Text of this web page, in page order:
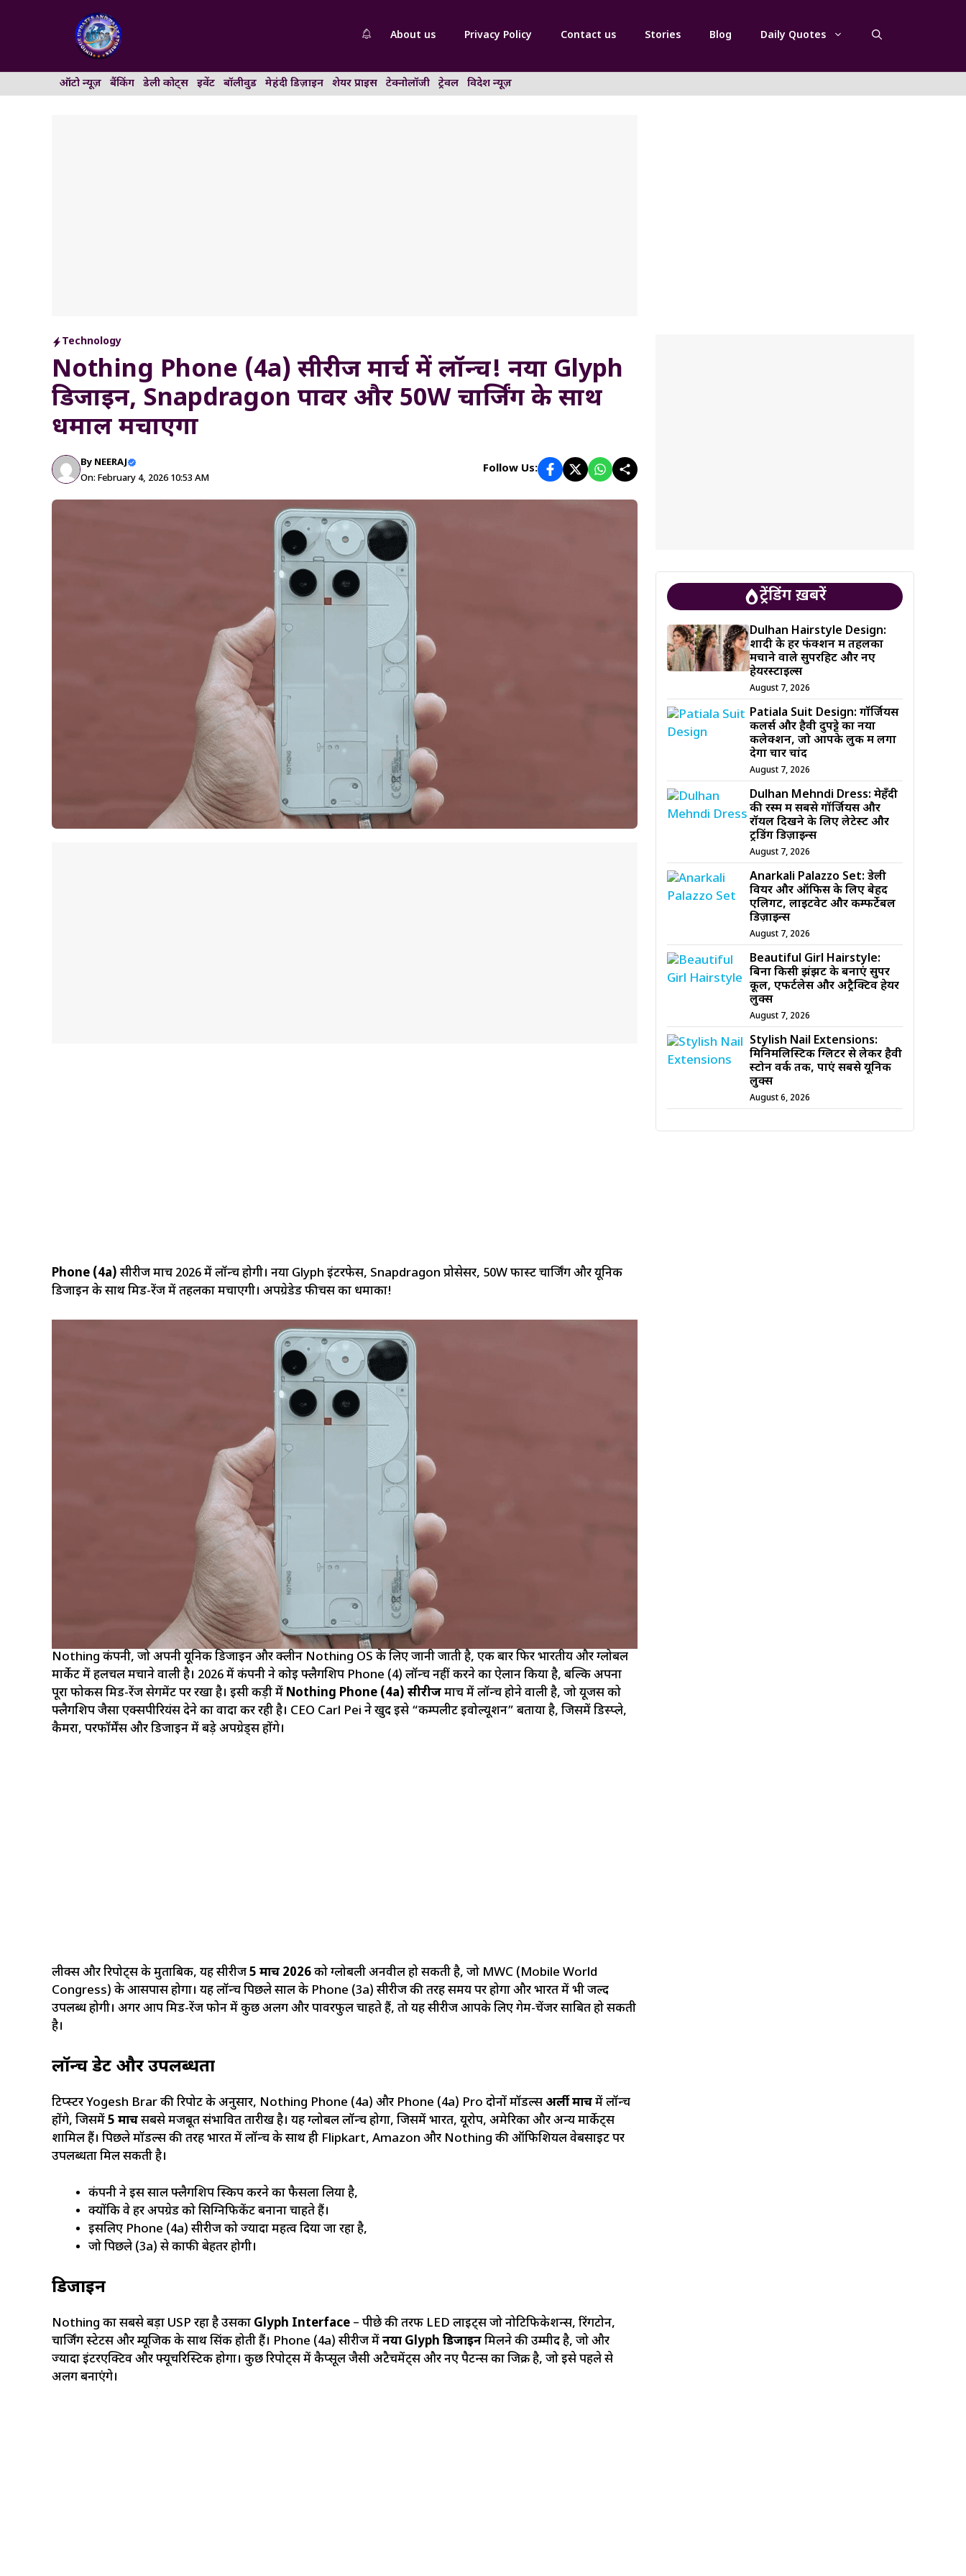
About us Privacy Policy Contact us Stories Blog Daily Quotes
ऑटो न्यूज़ बैंकिंग डेली कोट्स इवेंट बॉलीवुड मेहंदी डिज़ाइन शेयर प्राइस टेक्नोलॉजी ट्रेवल विदेश न्यूज़
Technology
Nothing Phone (4a) सीरीज मार्च में लॉन्च! नया Glyph
डिजाइन, Snapdragon पावर और 50W चार्जिंग के साथ
धमाल मचाएगा
By NEERAJ
On: February 4, 2026 10:53 AM
Follow Us:
Phone (4a) सीरीज मार्च 2026 में लॉन्च होगी। नया Glyph इंटरफेस, Snapdragon प्रोसेसर, 50W फास्ट चार्जिंग और यूनिक
डिजाइन के साथ मिड-रेंज में तहलका मचाएगी। अपग्रेडेड फीचर्स का धमाका!
Nothing कंपनी, जो अपनी यूनिक डिजाइन और क्लीन Nothing OS के लिए जानी जाती है, एक बार फिर भारतीय और ग्लोबल
मार्केट में हलचल मचाने वाली है। 2026 में कंपनी ने कोई फ्लैगशिप Phone (4) लॉन्च नहीं करने का ऐलान किया है, बल्कि अपना
पूरा फोकस मिड-रेंज सेगमेंट पर रखा है। इसी कड़ी में Nothing Phone (4a) सीरीजमार्च में लॉन्च होने वाली है, जो यूजर्स को
फ्लैगशिप जैसा एक्सपीरियंस देने का वादा कर रही है। CEO Carl Pei ने खुद इसे “कम्पलीट इवोल्यूशन” बताया है, जिसमें डिस्प्ले,
कैमरा, परफॉर्मेंस और डिजाइन में बड़े अपग्रेड्स होंगे।
लीक्स और रिपोर्ट्स के मुताबिक, यह सीरीज5 मार्च 2026को ग्लोबली अनवील हो सकती है, जो MWC (Mobile World
Congress) के आसपास होगा। यह लॉन्च पिछले साल के Phone (3a) सीरीज की तरह समय पर होगा और भारत में भी जल्द
उपलब्ध होगी। अगर आप मिड-रेंज फोन में कुछ अलग और पावरफुल चाहते हैं, तो यह सीरीज आपके लिए गेम-चेंजर साबित हो सकती
है।
लॉन्च डेट और उपलब्धता
टिप्स्टर Yogesh Brar की रिपोर्ट के अनुसार, Nothing Phone (4a) और Phone (4a) Pro दोनों मॉडल्सअर्ली मार्चमें लॉन्च
होंगे, जिसमें5 मार्चसबसे मजबूत संभावित तारीख है। यह ग्लोबल लॉन्च होगा, जिसमें भारत, यूरोप, अमेरिका और अन्य मार्केट्स
शामिल हैं। पिछले मॉडल्स की तरह भारत में लॉन्च के साथ ही Flipkart, Amazon और Nothing की ऑफिशियल वेबसाइट पर
उपलब्धता मिल सकती है।
कंपनी ने इस साल फ्लैगशिप स्किप करने का फैसला लिया है,
क्योंकि वे हर अपग्रेड को सिग्निफिकेंट बनाना चाहते हैं।
इसलिए Phone (4a) सीरीज को ज्यादा महत्व दिया जा रहा है,
जो पिछले (3a) से काफी बेहतर होगी।
डिजाइन
Nothing का सबसे बड़ा USP रहा है उसका Glyph Interface – पीछे की तरफ LED लाइट्स जो नोटिफिकेशन्स, रिंगटोन,
चार्जिंग स्टेटस और म्यूजिक के साथ सिंक होती हैं। Phone (4a) सीरीज मेंनया Glyph डिजाइनमिलने की उम्मीद है, जो और
ज्यादा इंटरएक्टिव और फ्यूचरिस्टिक होगा। कुछ रिपोर्ट्स में कैप्सूल जैसी अटैचमेंट्स और नए पैटर्न्स का जिक्र है, जो इसे पहले से
अलग बनाएंगे।
ट्रेंडिंग ख़बरें
Dulhan Hairstyle Design:
शादी के हर फंक्शन में तहलका
मचाने वाले सुपरहिट और नए
हेयरस्टाइल्स
August 7, 2026
Patiala Suit Design: गॉर्जियस
कलर्स और हैवी दुपट्टे का नया
कलेक्शन, जो आपके लुक में लगा
देगा चार चांद
August 7, 2026
Dulhan Mehndi Dress: मेहँदी
की रस्म में सबसे गॉर्जियस और
रॉयल दिखने के लिए लेटेस्ट और
ट्रेंडिंग डिज़ाइन्स
August 7, 2026
Anarkali Palazzo Set: डेली
वियर और ऑफिस के लिए बेहद
एलिगेंट, लाइटवेट और कम्फर्टेबल
डिज़ाइन्स
August 7, 2026
Beautiful Girl Hairstyle:
बिना किसी झंझट के बनाएं सुपर
कूल, एफर्टलेस और अट्रैक्टिव हेयर
लुक्स
August 7, 2026
Stylish Nail Extensions:
मिनिमलिस्टिक ग्लिटर से लेकर हैवी
स्टोन वर्क तक, पाएं सबसे यूनिक
लुक्स
August 6, 2026